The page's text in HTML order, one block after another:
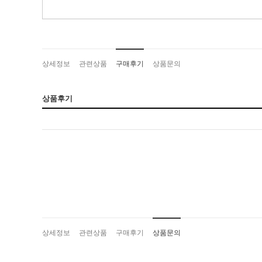
상세정보 관련상품 구매후기 상품문의
상품후기
상세정보 관련상품 구매후기 상품문의